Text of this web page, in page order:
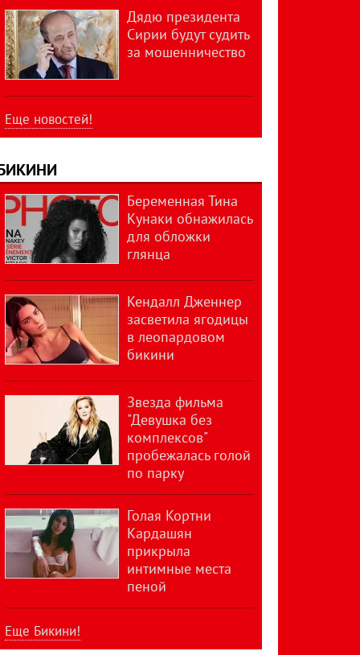
Дядю президента
Сирии будут судить
за мошенничество
Еще новостей!
Беременная Тина
Кунаки обнажилась
для обложки
глянца
Кендалл Дженнер
засветила ягодицы
в леопардовом
бикини
Звезда фильма
"Девушка без
комплексов"
пробежалась голой
по парку
Голая Кортни
Кардашян
прикрыла
интимные места
пеной
Еще Бикини!